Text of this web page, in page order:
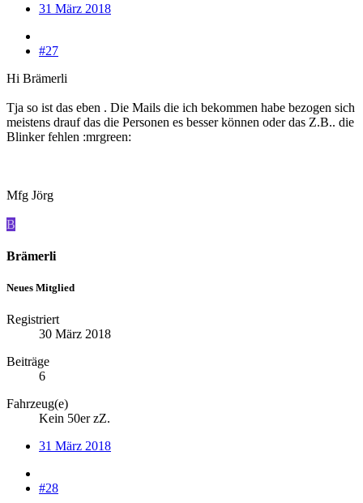
31 März 2018
#27
Hi Brämerli
Tja so ist das eben . Die Mails die ich bekommen habe bezogen sich
meistens drauf das die Personen es besser können oder das Z.B.. die
Blinker fehlen :mrgreen:
Mfg Jörg
B
Brämerli
Neues Mitglied
Registriert
30 März 2018
Beiträge
6
Fahrzeug(e)
Kein 50er zZ.
31 März 2018
#28